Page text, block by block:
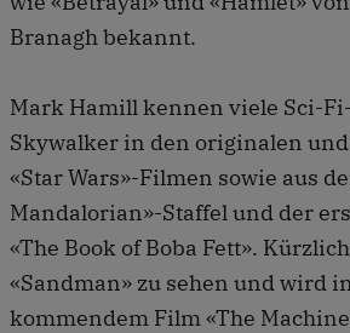
Branagh bekannt.
Mark Hamill kennen viele Sci-
Skywalker in den originalen
«Star Wars»-Filmen sowie aus
Mandalorian»-Staffel und der
«The Book of Boba Fett».
«Sandman» zu sehen und wird
kommendem Film «The